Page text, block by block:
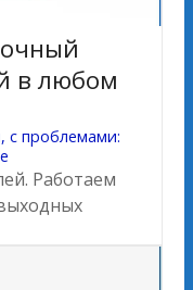
в любом
с проблемами:
Работаем